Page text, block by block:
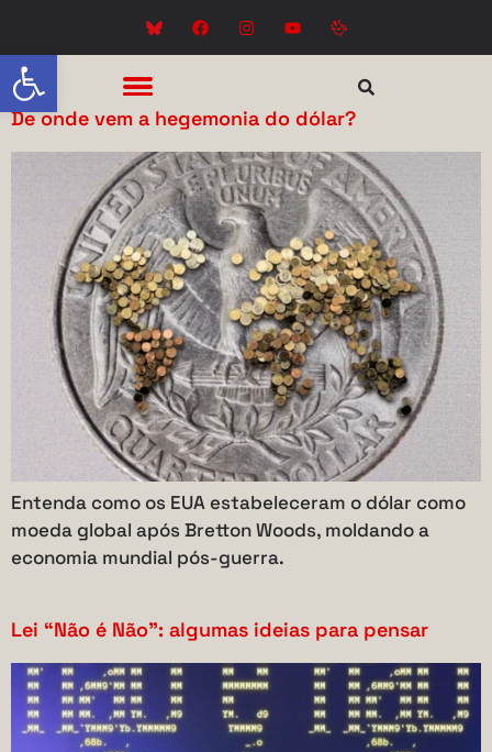
Abrir a barra de ferramentas
De onde vem a hegemonia do dólar?
Entenda como os EUA estabeleceram o dólar como
moeda global após Bretton Woods, moldando a
economia mundial pós-guerra.
Lei “Não é Não”: algumas ideias para pensar